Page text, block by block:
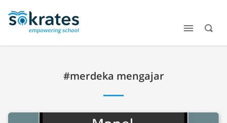
#merdeka mengajar